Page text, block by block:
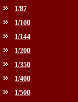
1/87
1/100
1/144
1/200
1/350
1/400
1/500